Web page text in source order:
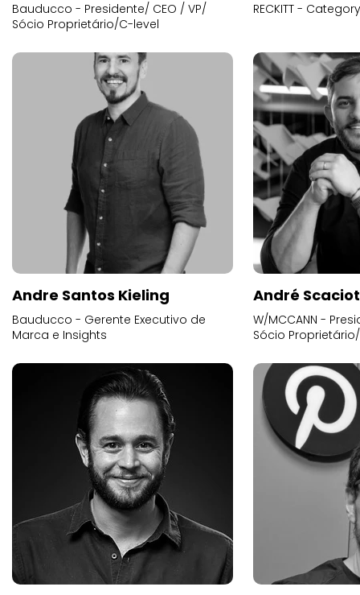
Bauducco - Presidente/ CEO / VP/
Sócio Proprietário/C-level
RECKITT -
Andre Santos Kieling
Bauducco - Gerente Executivo de
Marca e Insights
André
W/MCCANN -
Sócio